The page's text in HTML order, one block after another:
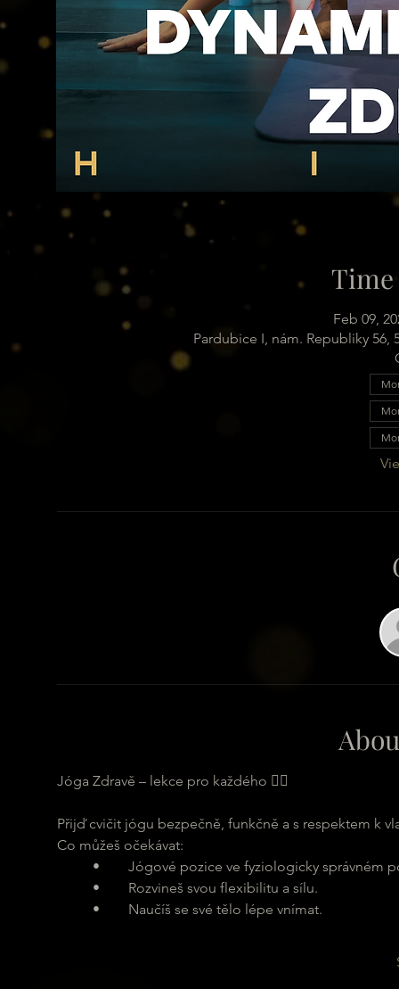
Feb 09,
Pardubice I, nám. Republiky 56,
Jóga Zdravě – lekce pro každého 🧘‍♂️
Přijď cvičit jógu bezpečně, funkčně a s respektem k
Co můžeš očekávat:
•	Jógové pozice ve fyziologicky správném
	•	Rozvineš svou flexibilitu a sílu.
	•	Naučíš se své tělo lépe vnímat.